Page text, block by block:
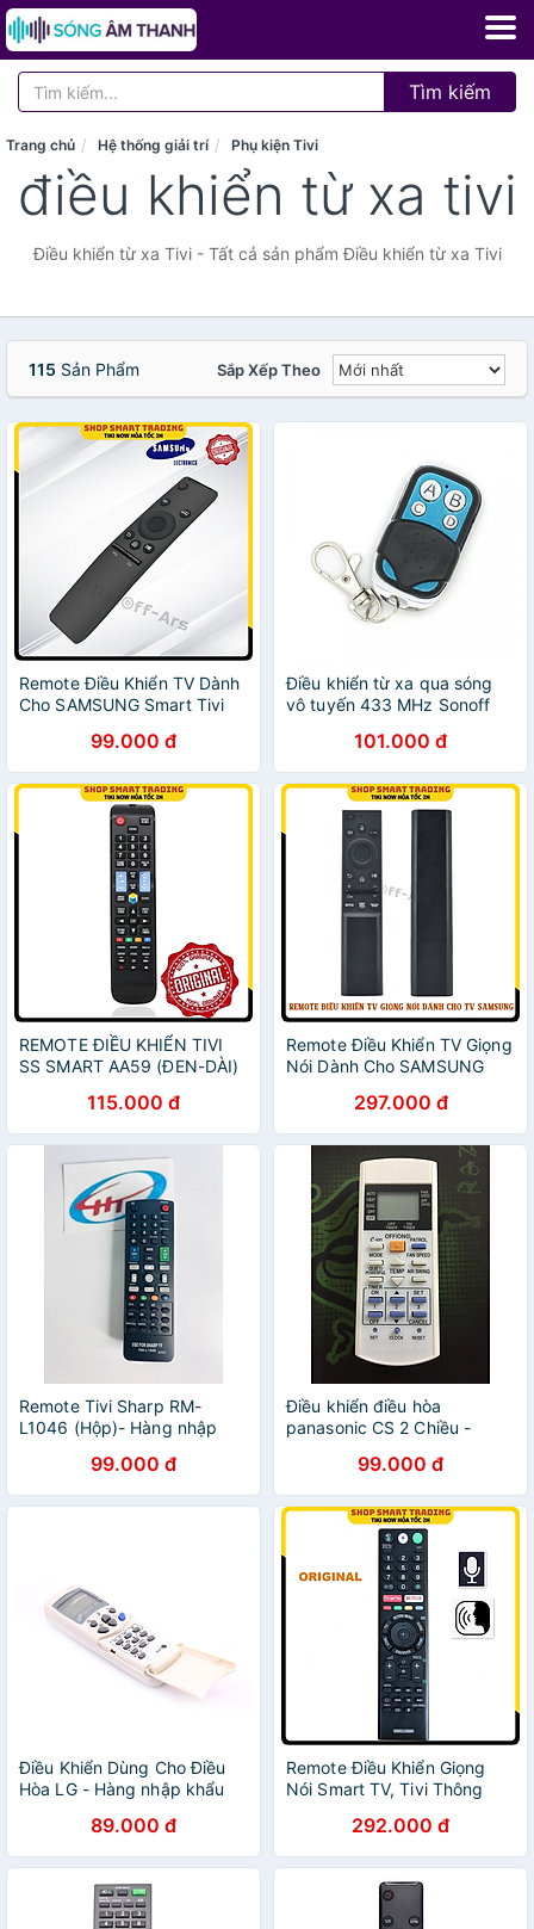
Tìm kiếm
Trang chủ Hệ thống giải trí Phụ kiện Tivi
điều khiển từ xa tivi
Điều khiển từ xa Tivi - Tất cả sản phẩm Điều khiển từ xa Tivi
115 Sản Phẩm Sắp Xếp Theo
Remote Điều Khiển TV Dành
Cho SAMSUNG Smart Tivi
Hàng nhập khẩu
99.000 đ
Điều khiển từ xa qua sóng
vô tuyến 433 MHz Sonoff
101.000 đ
REMOTE ĐIỀU KHIỂN TIVI
SS SMART AA59 (ĐEN-DÀI)
đặt khoảng cách sử dụng
8m - Hàng Nhập Khẩu
115.000 đ
Remote Điều Khiển TV Giọng
Nói Dành Cho SAMSUNG
nhập khẩu297.000 đ
Remote Tivi Sharp RM-
L1046 (Hộp)- Hàng nhập
99.000 đ
Điều khiển điều hòa
panasonic CS 2 Chiều -
99.000 đ
Điều Khiển Dùng Cho Điều
Hòa LG - Hàng nhập khẩu
89.000 đ
Remote Điều Khiển Giọng
Nói Smart TV, Tivi Thông
BRAVIA - Hàng nhập khẩu
292.000 đ